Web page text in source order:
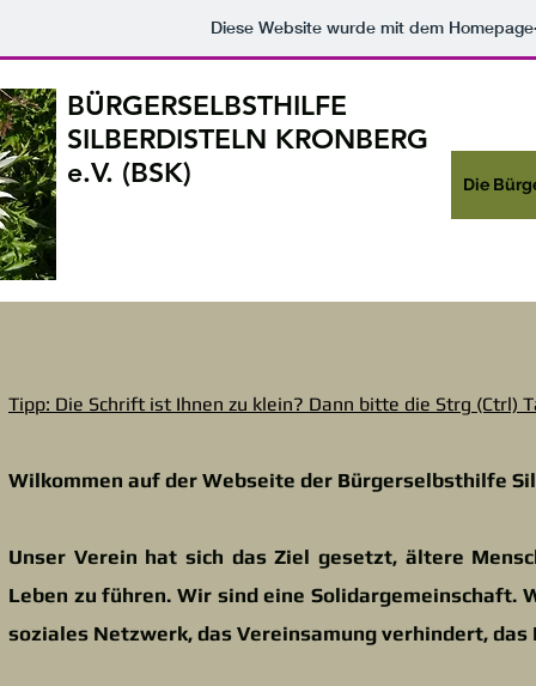
Diese Website wurde mit dem
BÜRGERSELBSTHILFE
SILBERDISTELN KRONBERG
e.V. (BSK)
Die
Tipp: Die Schrift ist Ihnen zu klein? Dann bitte die Strg (Ctrl)
Wilkommen auf der Webseite der Bürgerselbsthilfe
Unser Verein hat sich das Ziel gesetzt, ältere
Leben zu führen. Wir sind eine Solidargemeinschaft.
soziales Netzwerk, das Vereinsamung verhindert,